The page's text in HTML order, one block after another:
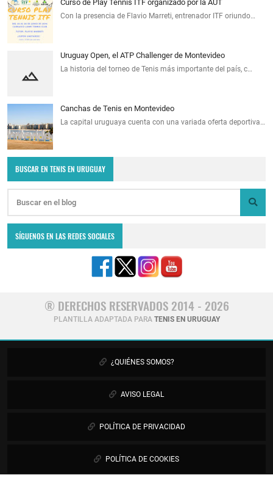
Curso de Play Tennis ITF organizado por la AUT
Con la presencia de Flavio Marreti, entrenador ITF oriundo…
Uruguay Open, el ATP Challenger de Montevideo
La historia del torneo de Tenis más importante del país, c…
Canchas de Tenis en Montevideo
La capital uruguaya cuenta con una variada oferta deportiva…
BUSCAR EN TENIS EN URUGUAY
SÍGUENOS EN LAS REDES SOCIALES
® DERECHOS RESERVADOS 2014 - 2026
PLANTILLA ADAPTADA PARA TENIS EN URUGUAY
¿QUIÉNES SOMOS?
AVISO LEGAL
POLÍTICA DE PRIVACIDAD
POLÍTICA DE COOKIES